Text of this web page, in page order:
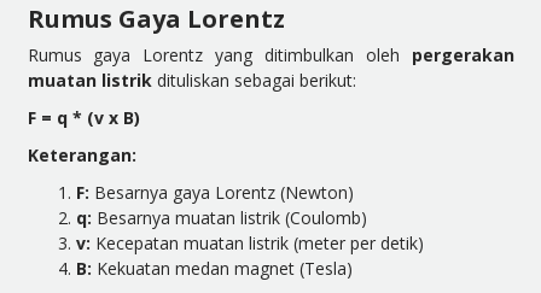
Rumus Gaya Lorentz
Rumus gaya Lorentz yang ditimbulkan oleh pergerakan
muatan listrikdituliskan sebagai berikut:
F = q * (v x B)
Keterangan:
F: Besarnya gaya Lorentz (Newton)
q: Besarnya muatan listrik (Coulomb)
v: Kecepatan muatan listrik (meter per detik)
B: Kekuatan medan magnet (Tesla)